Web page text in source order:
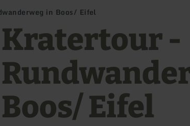
in Boos/ Eifel
Kratertour -
Boos/ Eifel